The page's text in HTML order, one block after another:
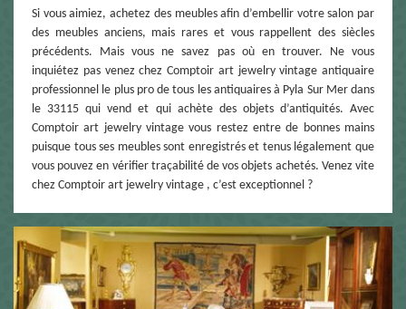
Si vous aimiez, achetez des meubles afin d’embellir votre salon par
des meubles anciens, mais rares et vous rappellent des siècles
précédents. Mais vous ne savez pas où en trouver. Ne vous
inquiétez pas venez chez Comptoir art jewelry vintage antiquaire
professionnel le plus pro de tous les antiquaires à Pyla Sur Mer dans
le 33115 qui vend et qui achète des objets d’antiquités. Avec
Comptoir art jewelry vintage vous restez entre de bonnes mains
puisque tous ses meubles sont enregistrés et tenus légalement que
vous pouvez en vérifier traçabilité de vos objets achetés. Venez vite
chez Comptoir art jewelry vintage , c’est exceptionnel ?